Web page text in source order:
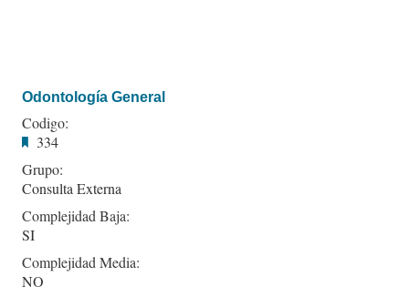
Odontología General
Codigo:
334
Grupo:
Consulta Externa
Complejidad Baja:
SI
Complejidad Media:
NO